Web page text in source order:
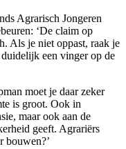
Agrarisch Jongeren
‘De claim op
Als je niet oppast, raak je
een vinger op de
moet je daar zeker
is groot. Ook in
maar ook aan de
geeft. Agrariërs
bouwen?’